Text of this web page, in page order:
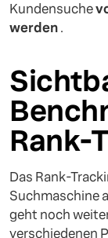
Kundensuche
werden.
Rank-
Das Rank-
Suchmaschine
geht noch
verschiedenen